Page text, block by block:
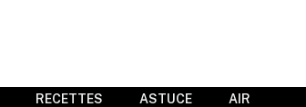
RECETTES
ASTUCE
AIR